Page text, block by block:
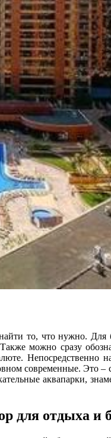
то, что нужно. Для
можно сразу
Непосредственно
современные. Это
аквапарки,
для отдыха и